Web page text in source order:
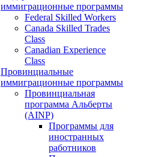
иммиграционные программы
Federal Skilled Workers
Canada Skilled Trades
Class
Canadian Experience
Class
Провинциальные
иммиграционные программы
Провинциальная
программа Альберты
(AINP)
Программы для
иностранных
работников